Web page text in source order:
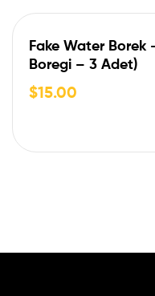
Fake Water Borek
Boregi – 3 Adet)
$15.00